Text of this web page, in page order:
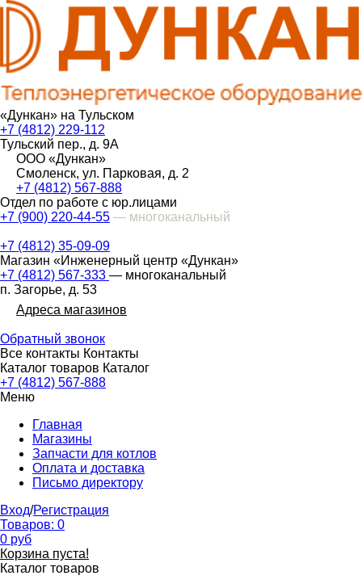
«Дункан» на Тульском
+7 (4812) 229-112
Тульский пер., д. 9А
ООО «Дункан»
Смоленск, ул. Парковая, д. 2
+7 (4812) 567-888
Отдел по работе с юр.лицами
+7 (900) 220-44-55 — многоканальный
+7 (4812) 35-09-09
Магазин «Инженерный центр «Дункан»
+7 (4812) 567-333 — многоканальный
п. Загорье, д. 53
Адреса магазинов
Обратный звонок
Все контакты Контакты
Каталог товаров Каталог
+7 (4812) 567-888
Меню
Главная
Магазины
Запчасти для котлов
Оплата и доставка
Письмо директору
Вход/Регистрация
Товаров: 0
0 руб
Корзина пуста!
Каталог товаров